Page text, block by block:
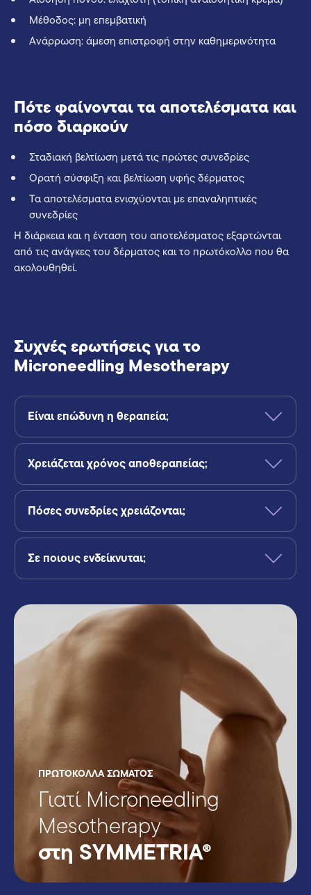
Μέθοδος: μη επεμβατική
Ανάρρωση: άμεση επιστροφή στην καθημερινότητα
Πότε φαίνονται τα αποτελέσματα και
πόσο διαρκούν
Σταδιακή βελτίωση μετά τις πρώτες συνεδρίες
Ορατή σύσφιξη και βελτίωση υφής δέρματος
Τα αποτελέσματα ενισχύονται με επαναληπτικές
συνεδρίες
Η διάρκεια και η ένταση του αποτελέσματος εξαρτώνται
από τις ανάγκες του δέρματος και το πρωτόκολλο που θα
ακολουθηθεί.
Συχνές ερωτήσεις για το
Microneedling Mesotherapy
Είναι επώδυνη η θεραπεία;
Χρειάζεται χρόνος αποθεραπείας;
Πόσες συνεδρίες χρειάζονται;
Σε ποιους ενδείκνυται;
ΠΡΩΤΟΚΟΛΛΑ ΣΩΜΑΤΟΣ
Γιατί Microneedling
Mesotherapy
στη SYMMETRIA®